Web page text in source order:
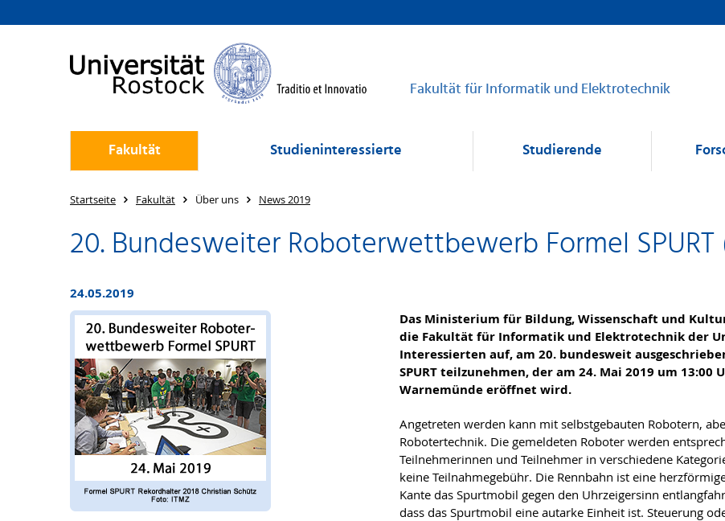
Fakultät für Informatik und Elektrotechnik
Fakultät Studieninteressierte Studierende
Startseite Fakultät Über uns News 2019
20. Bundesweiter Roboterwettbewerb Formel SPURT
24.05.2019
Das Ministerium für Bildung, Wissenschaft und
die Fakultät für Informatik und Elektrotechnik der
Interessierten auf, am 20. bundesweit
SPURT teilzunehmen, der am 24. Mai 2019 um 13:00
Warnemünde eröffnet wird.
Angetreten werden kann mit selbstgebauten Robotern,
Robotertechnik. Die gemeldeten Roboter werden
Teilnehmerinnen und Teilnehmer in verschiedene
keine Teilnahmegebühr. Die Rennbahn ist eine
Kante das Spurt­mobil gegen den Uhrzeigersinn
dass das Spurtmobil eine autarke Einheit ist. Steuerung